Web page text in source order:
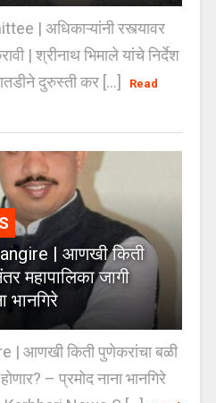
| अधिकाऱ्यांनी रस्त्यावर
| श्रीनाथ भिमाले यांचे निर्देश
दुरुस्ती कर [...]
Read
| आणखी किती
महापालिका जागी
भानगिरे
| आणखी किती पुणेकरांचा बळी
– प्रमोद नाना भानगिरे